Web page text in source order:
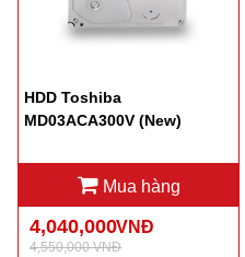
HDD Toshiba
MD03ACA300V (New)
Mua hàng
4,040,000VNĐ
4,550,000 VNĐ